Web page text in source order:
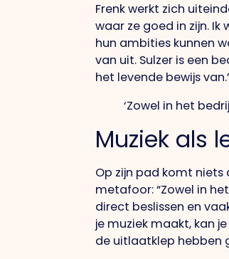
Frenk werkt zich
waar ze goed in zijn.
hun ambities kunnen
van uit. Sulzer is een
het levende bewijs
‘Zowel in het
Muziek als
Op zijn pad komt niets
metafoor: “Zowel in
direct beslissen en
je muziek maakt, kan
de uitlaatklep hebben